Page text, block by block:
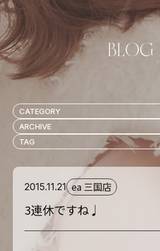
2015.11.21 ea 三国店
3連休ですね♩